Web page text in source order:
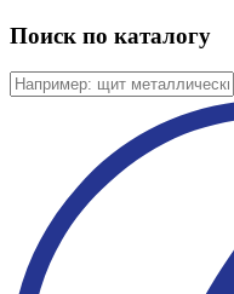
Поиск по каталогу